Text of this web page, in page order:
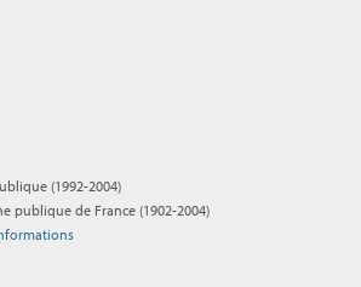
(1992-2004)
publique de France (1902-2004)